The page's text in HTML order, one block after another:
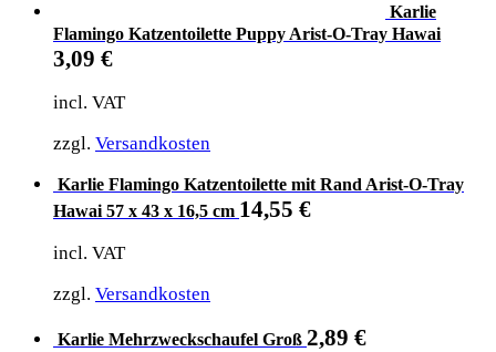
Karlie
Flamingo Katzentoilette Puppy Arist-O-Tray Hawai
3,09 €
incl. VAT
zzgl. Versandkosten
Karlie Flamingo Katzentoilette mit Rand Arist-O-Tray
Hawai 57 x 43 x 16,5 cm 14,55 €
incl. VAT
zzgl. Versandkosten
Karlie Mehrzweckschaufel Groß 2,89 €